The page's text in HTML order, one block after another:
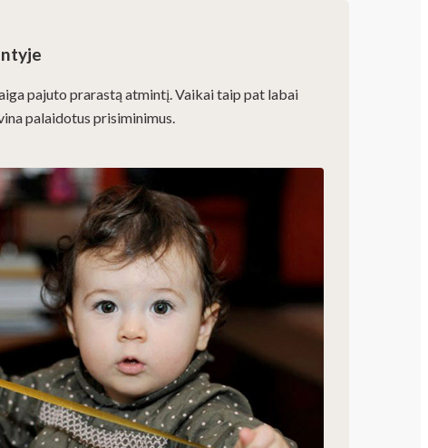
pajuto prarastą atmintį. Vaikai taip pat labai
palaidotus prisiminimus.